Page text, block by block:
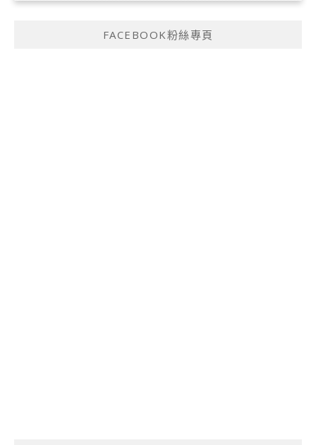
FACEBOOK粉絲專頁